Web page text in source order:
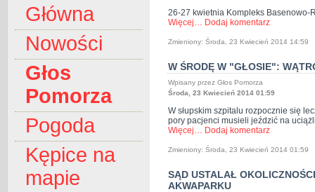
Główna
Nowości
Głos
Pomorza
Pogoda
Kępice na
mapie
26-27 kwietnia Kompleks Basenowo-
Więcej… Dodaj komentarz
Zmieniony: Środa, 23 Kwiecień 2014 14:59
W ŚRODĘ W "GŁOSIE":
Wpisany przez Głos Pomorza
Środa, 23 Kwiecień 2014 01:59
W słupskim szpitalu rozpocznie się
pory pacjenci musieli jeździć na
Więcej… Dodaj komentarz
Zmieniony: Środa, 23 Kwiecień 2014 01:59
SĄD USTALAŁ
AKWAPARKU